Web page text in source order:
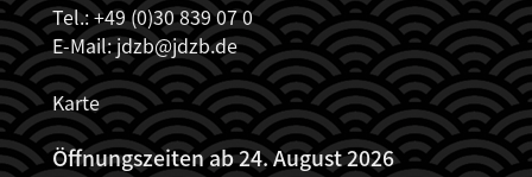
Tel.: +49 (0)30 839 07 0
E-Mail:jdzb@jdzb.de
Karte
Öffnungszeiten ab 24. August 2026